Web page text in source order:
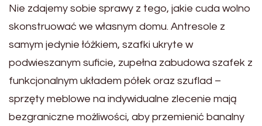
Nie zdajemy sobie sprawy z tego, jakie cuda wolno
skonstruować we własnym domu. Antresole z
samym jedynie łóżkiem, szafki ukryte w
podwieszanym suficie, zupełna zabudowa szafek z
funkcjonalnym układem półek oraz szuflad –
sprzęty meblowe na indywidualne zlecenie mają
bezgraniczne możliwości, aby przemienić banalny